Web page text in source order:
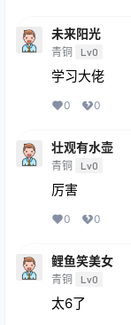
未来阳光
青铜 Lv0
学习大佬
0 0
壮观有水壶
青铜 Lv0
厉害
0 0
鲤鱼笑美女
青铜 Lv0
太6了